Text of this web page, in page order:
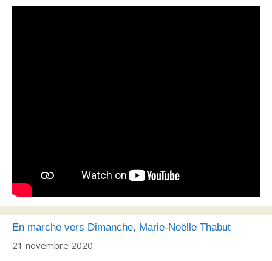
En marche vers Dimanche, Marie-Noëlle Thabut
21 novembre 2020